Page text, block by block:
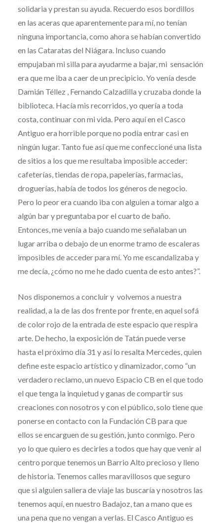
solidaria y prestan su ayuda. Recuerdo esos bordillos
en las aceras que aparentemente para mí, no tenían
ninguna importancia, como ahora se habían convertido
en las Cataratas del Niágara. Incluso cuando
empujaban mi silla para ayudarme a bajar, mi sensación
era que me iba a caer de un precipicio. Yo venía desde
Damián Téllez , Fernando Calzadilla y cruzaba donde la
biblioteca. Hacía mis recorridos, yo quería a toda
costa, continuar con mi vida. Pero aquí en el Casco
Antiguo era horrible porque no podía entrar casi en
ningún lugar. Tanto fue así que me confeccioné una lista
de sitios a los que me resultaba imposible acceder:
cafeterías, tiendas de ropa, papelerías, farmacias,
droguerías, había de todos los géneros de negocio.
Pero lo peor era cuando iba con alguien a tomar algo a
algún bar y preguntaba por el cuarto de baño.
Entonces, me venía a bajo cuando me señalaban un
lugar arriba o debajo de un enorme tramo de escaleras
imposibles de acceder para mí. Yo me escandalizaba y
me decía, ¿cómo no me he dado cuenta de esto antes?”.
Nos disponemos a concluir y volvemos a nuestra
realidad, a la de las dos frente por frente, en aquel sofá
de color rojo de la entrada de este espacio que respira
arte. De hecho, la exposición de Tatán puede verse
hasta el próximo día 31 y así lo resalta Mercedes, quien
define este espacio artístico y dinamizador, como “un
verdadero reclamo, un nuevo Espacio CB en el que todo
el que tenga la inquietud y ganas de compartir sus
creaciones con nosotros y con el público, solo tiene que
ponerse en contacto con la Fundación CB para que
ellos se encarguen de su gestión, junto conmigo. Pero
yo lo que quiero es decirles a todos que hay que venir al
centro porque tenemos un Barrio Alto precioso y lleno
de historia. Tenemos calles maravillosos que seguro
que si alguien saliera de viaje las buscaría y nosotros las
tenemos aquí, en nuestro Badajoz, tan a mano que es
una pena que no vengan a verlas. El Casco Antiguo es